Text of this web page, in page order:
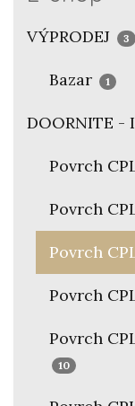
VÝPRODEJ 3
Bazar 1
DOORNITE -
Povrch
Povrch
Povrch
Povrch
Povrch
10